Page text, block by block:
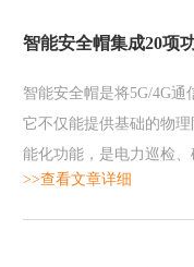
智能安全帽集成20项
智能安全帽是将5G/4G
它不仅能提供基础的物
能化功能，是电力巡检
>>查看文章详细